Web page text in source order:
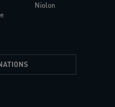
Niolon